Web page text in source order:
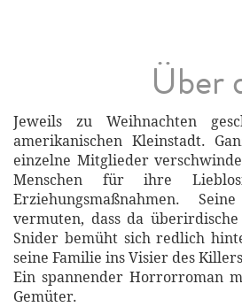
Über
Jeweils zu Weihnachten
amerikanischen Kleinstadt.
einzelne Mitglieder
Menschen für ihre
Erziehungsmaßnahmen.
vermuten, dass da
Snider bemüht sich redlich
seine Familie ins Visier des
Ein spannender Horrorroman
Gemüter.